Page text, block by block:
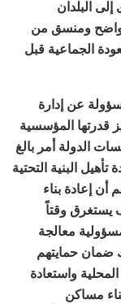
البلدان
واضح ومنسق من
الجماعية قبل
عن إدارة
قدرتها المؤسسية
الدولة أمر بالغ
البنية التحتية
أن إعادة بناء
يستغرق وقتاً
معالجة
ضمان حمايتهم
واستعادة
مساكن